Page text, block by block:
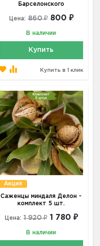
Барселонского
Цена: 860 ₽ 800 ₽
В наличии
Купить
Купить в 1 клик
Акция
Саженцы миндаля Делон -
комплект 5 шт.
Цена: 1 920 ₽ 1 780 ₽
В наличии